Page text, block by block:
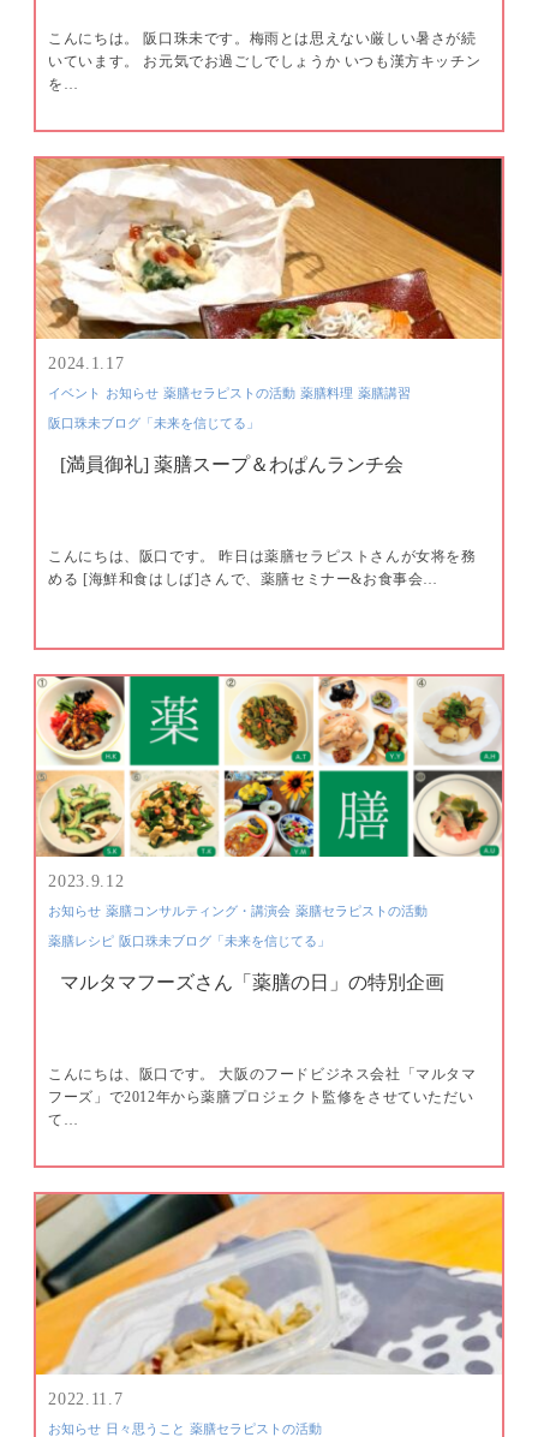
こんにちは。 阪口珠未です。梅雨とは思えない厳しい暑さが続
いています。 お元気でお過ごしでしょうか いつも漢方キッチン
を…
2024.1.17
イベント お知らせ 薬膳セラピストの活動 薬膳料理 薬膳講習
阪口珠未ブログ「未来を信じてる」
[満員御礼] 薬膳スープ＆わぱんランチ会
こんにちは、阪口です。 昨日は薬膳セラピストさんが女将を務
める [海鮮和食はしば]さんで、薬膳セミナー&お食事会…
2023.9.12
お知らせ 薬膳コンサルティング・講演会 薬膳セラピストの活動
薬膳レシピ 阪口珠未ブログ「未来を信じてる」
マルタマフーズさん「薬膳の日」の特別企画
こんにちは、阪口です。 大阪のフードビジネス会社「マルタマ
フーズ」で2012年から薬膳プロジェクト監修をさせていただい
て…
2022.11.7
お知らせ 日々思うこと 薬膳セラピストの活動